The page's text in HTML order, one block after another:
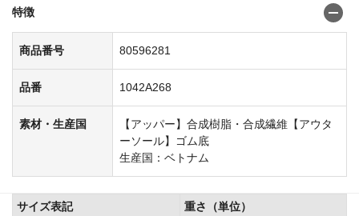
特徴
商品番号 80596281
品番 1042A268
素材・生産国
【アッパー】合成樹脂・合成繊維【アウタ
ーソール】ゴム底
生産国：ベトナム
サイズ表記
重さ（単位）